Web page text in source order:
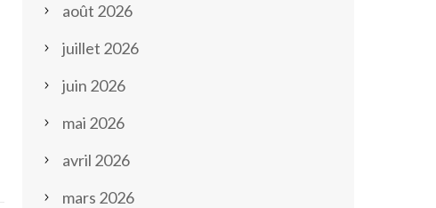
août 2026
juillet 2026
juin 2026
mai 2026
avril 2026
mars 2026